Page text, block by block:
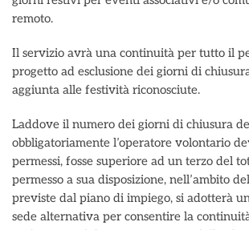
remoto.
Il servizio avrà una continuità per tutto il
progetto ad esclusione dei giorni di
aggiunta alle festività riconosciute.
Laddove il numero dei giorni di chiusura
obbligatoriamente l’operatore volontario
permessi, fosse superiore ad un terzo del
permesso a sua disposizione, nell’ambito
previste dal piano di impiego, si adotterà
sede alternativa per consentire la